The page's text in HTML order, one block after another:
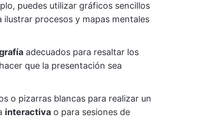
puedes utilizar gráficos sencillos
procesos y mapas mentales
adecuados para resaltar los
que la presentación sea
o pizarras blancas para realizar un
interactiva o para sesiones de